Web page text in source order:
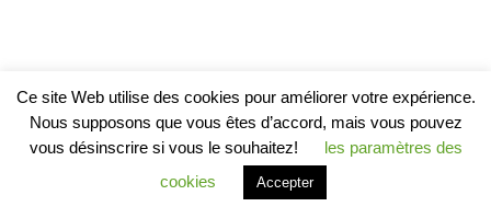
Ce site Web utilise des cookies pour améliorer votre expérience.
Nous supposons que vous êtes d’accord, mais vous pouvez
vous désinscrire si vous le souhaitez!
les paramètres des
cookies
Accepter